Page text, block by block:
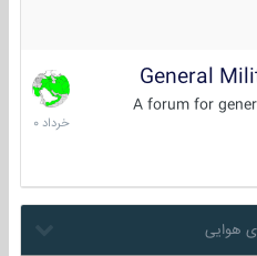
General
A forum for
10
خرداد
1400